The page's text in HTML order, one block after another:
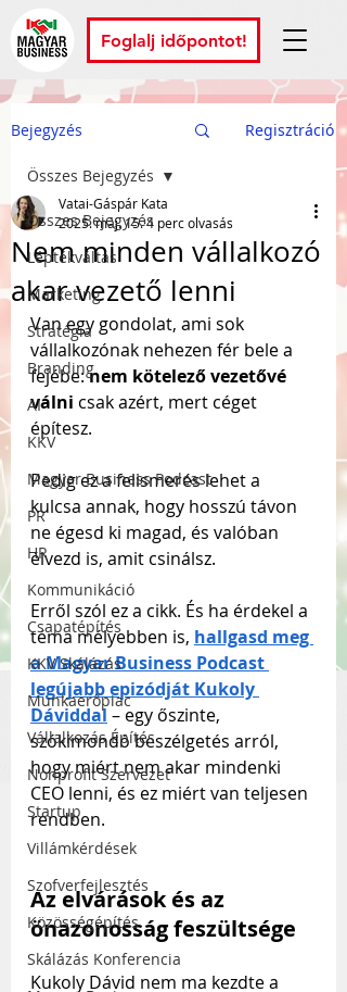
Foglalj időpontot!
Bejegyzés Regisztráció
Összes Bejegyzés
Léptékváltás
Marketing
Stratégia
Branding
AI
KKV
Magyar Business Podcast
PR
HR
Kommunikáció
Csapatépítés
KKV Skálázás
Munkaerőpiac
Vállalkozás Építés
Nonprofit Szervezet
Startup
Villámkérdések
Szofverfejlesztés
Közösségépítés
Skálázás Konferencia
Összes Bejegyzés
Nem minden vállalkozó
akar vezető lenni
Vatai-Gáspár Kata
2025. máj. 15.4 perc olvasás
Van egy gondolat, ami sok
vállalkozónak nehezen fér bele a
fejébe: nem kötelező vezetővé
válni csak azért, mert céget
építesz.
Pedig ez a felismerés lehet a
kulcsa annak, hogy hosszú távon
ne égesd ki magad, és valóban
élvezd is, amit csinálsz.
Erről szól ez a cikk. És ha érdekel a
téma mélyebben is, hallgasd meg
a Magyar Business Podcast
legújabb epizódját Kukoly
Dáviddal – egy őszinte,
szókimondó beszélgetés arról,
hogy miért nem akar mindenki
CEO lenni, és ez miért van teljesen
rendben.
Az elvárások és az
önazonosság feszültsége
Kukoly Dávid nem ma kezdte a